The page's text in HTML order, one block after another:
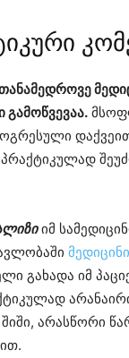
პრაქტიკულად
იმ
გახადა იმ
არასწორი